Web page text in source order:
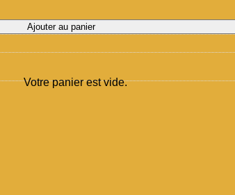
Votre panier est vide.
Ajouter au panier